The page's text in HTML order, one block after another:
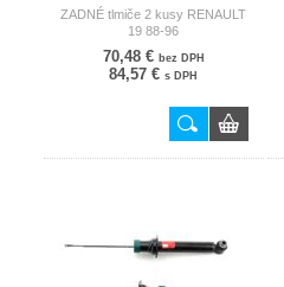
ZADNÉ tlmiče 2 kusy RENAULT
19 88-96
70,48 € bez DPH
84,57 € s DPH